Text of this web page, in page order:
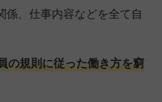
係、仕事内容などを全て自
の規則に従った働き方を窮